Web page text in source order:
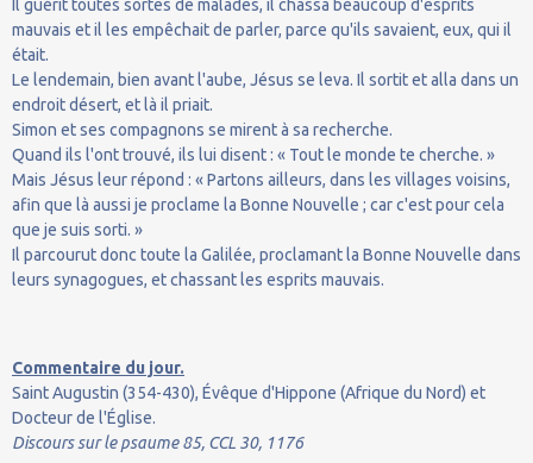
Il guérit toutes sortes de malades, il chassa beaucoup d'esprits
mauvais et il les empêchait de parler, parce qu'ils savaient, eux, qui il
était.
Le lendemain, bien avant l'aube, Jésus se leva. Il sortit et alla dans un
endroit désert, et là il priait.
Simon et ses compagnons se mirent à sa recherche.
Quand ils l'ont trouvé, ils lui disent : « Tout le monde te cherche. »
Mais Jésus leur répond : « Partons ailleurs, dans les villages voisins,
afin que là aussi je proclame la Bonne Nouvelle ; car c'est pour cela
que je suis sorti. »
Il parcourut donc toute la Galilée, proclamant la Bonne Nouvelle dans
leurs synagogues, et chassant les esprits mauvais.
Commentaire du jour.
Saint Augustin (354-430), Évêque d'Hippone (Afrique du Nord) et
Docteur de l'Église.
Discours sur le psaume 85, CCL 30, 1176